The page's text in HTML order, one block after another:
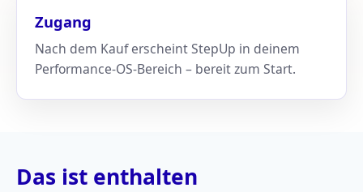
Zugang
Nach dem Kauf erscheint StepUp in deinem
Performance-OS-Bereich – bereit zum Start.
Das ist enthalten